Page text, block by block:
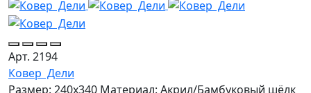
Арт. 2194
Ковер Дели
Размер: 240x340 Материал: Акрил/Бамбуковый шёлк